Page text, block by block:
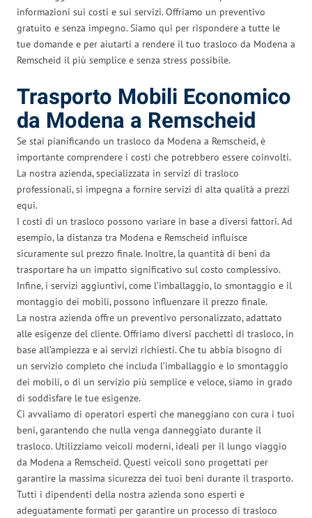
informazioni sui costi e sui servizi. Offriamo un preventivo
gratuito e senza impegno. Siamo qui per rispondere a tutte le
tue domande e per aiutarti a rendere il tuo trasloco da Modena a
Remscheid il più semplice e senza stress possibile.
Trasporto Mobili Economico
da Modena a Remscheid
Se stai pianificando un trasloco da Modena a Remscheid, è
importante comprendere i costi che potrebbero essere coinvolti.
La nostra azienda, specializzata in servizi di trasloco
professionali, si impegna a fornire servizi di alta qualità a prezzi
equi.
I costi di un trasloco possono variare in base a diversi fattori. Ad
esempio, la distanza tra Modena e Remscheid influisce
sicuramente sul prezzo finale. Inoltre, la quantità di beni da
trasportare ha un impatto significativo sul costo complessivo.
Infine, i servizi aggiuntivi, come l’imballaggio, lo smontaggio e il
montaggio dei mobili, possono influenzare il prezzo finale.
La nostra azienda offre un preventivo personalizzato, adattato
alle esigenze del cliente. Offriamo diversi pacchetti di trasloco, in
base all’ampiezza e ai servizi richiesti. Che tu abbia bisogno di
un servizio completo che includa l’imballaggio e lo smontaggio
dei mobili, o di un servizio più semplice e veloce, siamo in grado
di soddisfare le tue esigenze.
Ci avvaliamo di operatori esperti che maneggiano con cura i tuoi
beni, garantendo che nulla venga danneggiato durante il
trasloco. Utilizziamo veicoli moderni, ideali per il lungo viaggio
da Modena a Remscheid. Questi veicoli sono progettati per
garantire la massima sicurezza dei tuoi beni durante il trasporto.
Tutti i dipendenti della nostra azienda sono esperti e
adeguatamente formati per garantire un processo di trasloco